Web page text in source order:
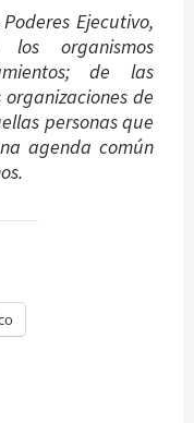
Ejecutivo,
organismos
de las
de
personas que
agenda común